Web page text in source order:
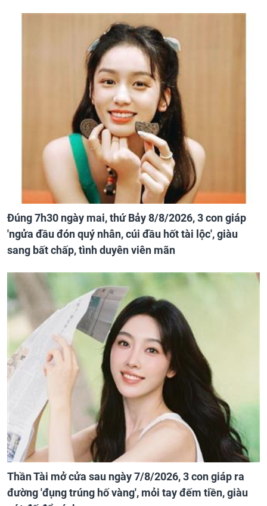
Đúng 7h30 ngày mai, thứ Bảy 8/8/2026, 3 con giáp
'ngửa đầu đón quý nhân, cúi đầu hốt tài lộc', giàu
sang bất chấp, tình duyên viên mãn
Thần Tài mở cửa sau ngày 7/8/2026, 3 con giáp ra
đường 'đụng trúng hố vàng', mỏi tay đếm tiền, giàu